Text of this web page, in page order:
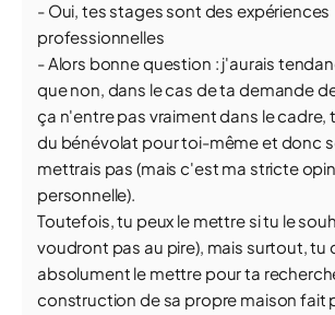
- Oui, tes stages sont des expériences
professionnelles
- Alors bonne question : j'aurais
que non, dans le cas de ta demande
ça n'entre pas vraiment dans le cadre,
du bénévolat pour toi-même et donc
mettrais pas (mais c'est ma stricte
personnelle).
Toutefois, tu peux le mettre si tu le
voudront pas au pire), mais surtout, tu
absolument le mettre pour ta
construction de sa propre maison fait